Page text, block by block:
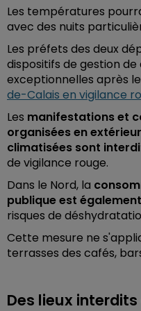
Les températures
avec des nuits
Les préfets des deux
dispositifs de gestion
exceptionnelles après le
de-Calais en vigilance
Les manifestations et
organisées en
climatisées sont
de vigilance rouge.
Dans le Nord, la
publique est
risques de
Cette mesure ne
terrasses des cafés,
Des lieux